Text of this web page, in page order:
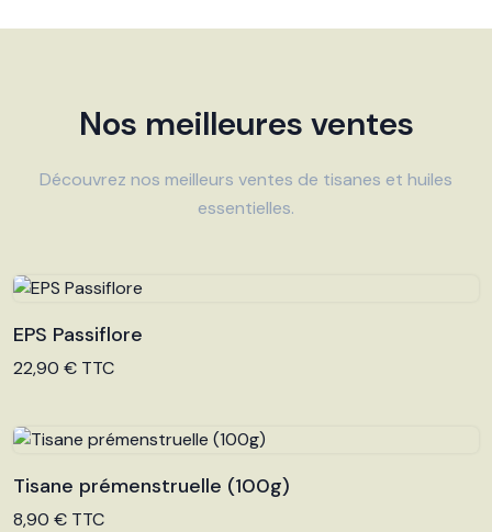
Nos meilleures ventes
Découvrez nos meilleurs ventes de tisanes et huiles
essentielles.
Voir le produit
EPS Passiflore
22,90 € TTC
Voir le produit
Tisane prémenstruelle (100g)
8,90 € TTC